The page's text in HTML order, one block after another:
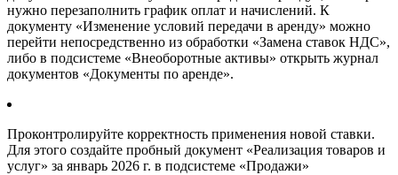
нужно перезаполнить график оплат и начислений. К
документу «Изменение условий передачи в аренду» можно
перейти непосредственно из обработки «Замена ставок НДС»,
либо в подсистеме «Внеоборотные активы» открыть журнал
документов «Документы по аренде».
Проконтролируйте корректность применения новой ставки.
Для этого создайте пробный документ «Реализация товаров и
услуг» за январь 2026 г. в подсистеме «Продажи»